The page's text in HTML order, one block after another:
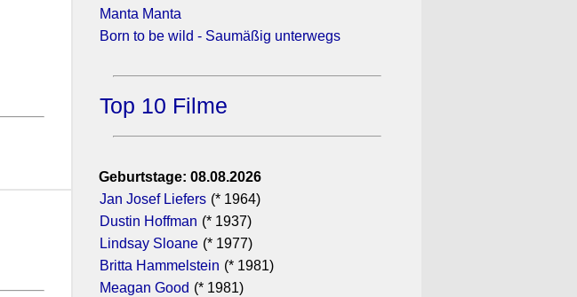
Manta Manta
Born to be wild - Saumäßig unterwegs
Top 10 Filme
Geburtstage: 08.08.2026
Jan Josef Liefers (* 1964)
Dustin Hoffman (* 1937)
Lindsay Sloane (* 1977)
Britta Hammelstein (* 1981)
Meagan Good (* 1981)